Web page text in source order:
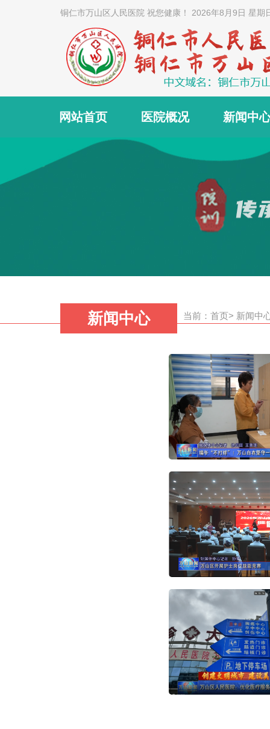
铜仁市万山区人民医院 祝您健康！ 2026年8月9日 星期
网站首页 医院概况 新闻中
新闻中心 当前： 首页> 新闻中
端午“不打烊”！万
【万山新闻】万山